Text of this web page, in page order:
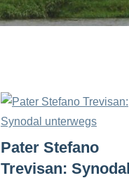
Pater Stefano
Trevisan: Synodal